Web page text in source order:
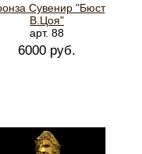
Сувенир "Бюст
В.Цоя"
арт. 88
6000 руб.